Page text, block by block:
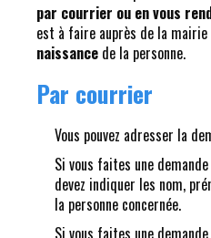
par courrier ou en vous
est à faire auprès de la mairie
naissance de la personne.
Par courrier
Vous pouvez adresser la
Si vous faites une
devez indiquer les nom,
la personne concernée.
Si vous faites une